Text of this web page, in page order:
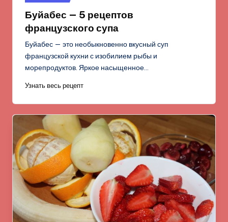
в
Буйабес — 5 рецептов
французского супа
Буйабес — это необыкновенно вкусный суп
французской кухни с изобилием рыбы и
морепродуктов. Яркое насыщенное…
Узнать весь рецепт